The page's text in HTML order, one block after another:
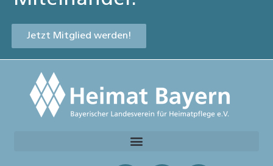
Jetzt Mitglied werden!